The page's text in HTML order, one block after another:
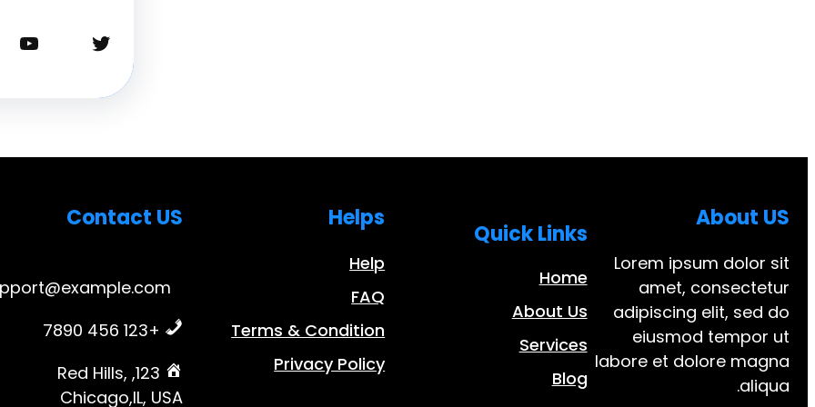
تويتر
يوتيوب
About US
Lorem ipsum dolor sit
amet, consectetur
adipiscing elit, sed do
eiusmod tempor ut
labore et dolore magna
aliqua.
Quick Links
Home
About Us
Services
Blog
Helps
Help
FAQ
Terms & Condition
Privacy Policy
Contact US
+123 456 7890
123, Red Hills,
Chicago,IL, USA